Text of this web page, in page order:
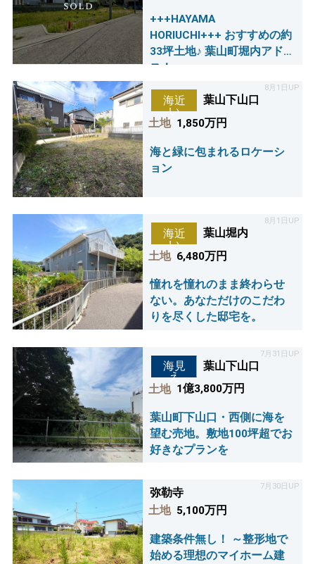
+++HAYAMA
HORIUCHI+++ おすすめの約
33坪土地♪ 葉山町堀内アドレ
ス！
8月1日UP
海近
い
葉山下山口
土地 1,850万円
海と緑に包まれるロケーシ
ョン
8月1日UP
海近
い
葉山堀内
土地 6,480万円
憧れを憧れのまま終わらせ
ない。あなただけのこだわ
りを尽くした邸宅を。
7月31日UP
海見
え
葉山下山口
土地 1億3,800万円
葉山町下山口・西側に海を
望む売地。敷地100坪超でお
好きなプランを
7月30日UP
弥勒寺
土地 5,100万円
建築条件無し！ ～整形地で
始める理想のマイホーム建